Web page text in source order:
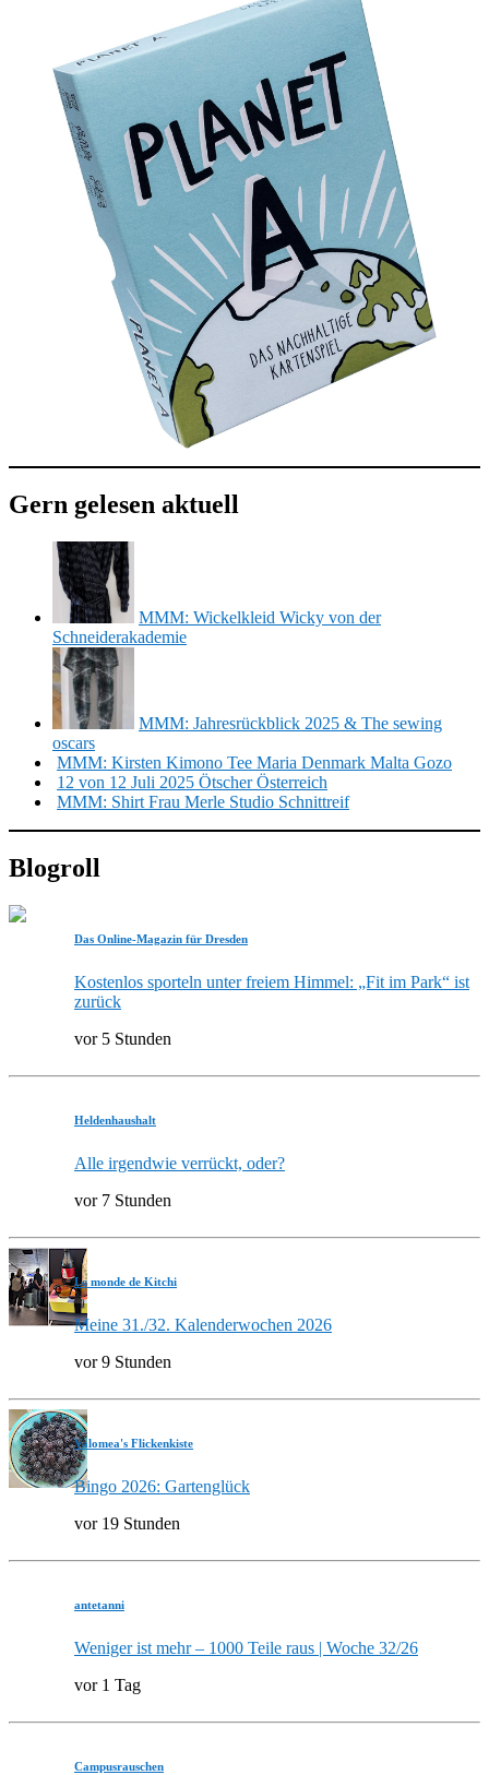
Gern gelesen aktuell
MMM: Wickelkleid Wicky von der
Schneiderakademie
MMM: Jahresrückblick 2025 & The sewing
oscars
MMM: Kirsten Kimono Tee Maria Denmark Malta Gozo
12 von 12 Juli 2025 Ötscher Österreich
MMM: Shirt Frau Merle Studio Schnittreif
Blogroll
Das Online-Magazin für Dresden
Kostenlos sporteln unter freiem Himmel: „Fit im Park“ ist
zurück
vor 5 Stunden
Heldenhaushalt
Alle irgendwie verrückt, oder?
vor 7 Stunden
Le monde de Kitchi
Meine 31./32. Kalenderwochen 2026
vor 9 Stunden
Valomea's Flickenkiste
Bingo 2026: Gartenglück
vor 19 Stunden
antetanni
Weniger ist mehr – 1000 Teile raus | Woche 32/26
vor 1 Tag
Campusrauschen